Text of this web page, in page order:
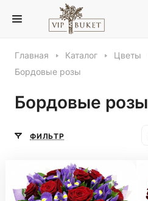
Главная Каталог Цветы
Бордовые розы
Бордовые розы
ФИЛЬТР